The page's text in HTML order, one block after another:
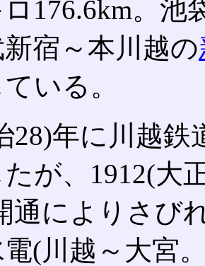
176.6km。池
宿～本川越の
いる。
28)年に川越
が、1912(大
通によりさび
(川越～大宮